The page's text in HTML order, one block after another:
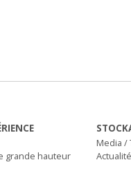
grande hauteur
Media /